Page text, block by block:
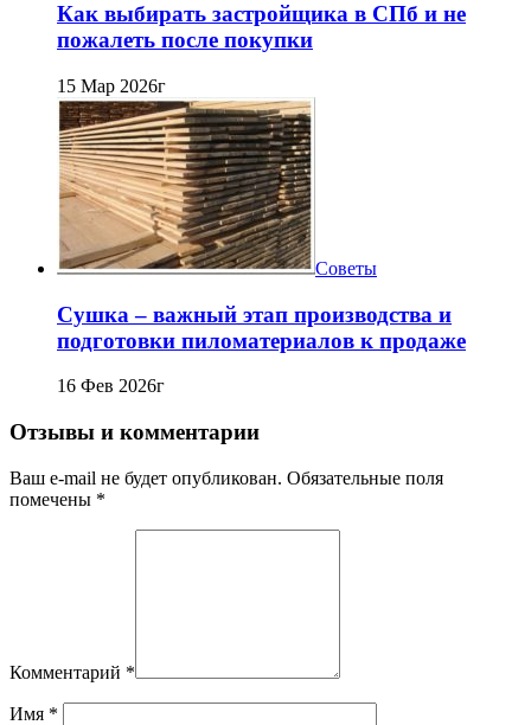
Как выбирать застройщика в СПб и не
пожалеть после покупки
15 Мар 2026г
Советы
Сушка – важный этап производства и
подготовки пиломатериалов к продаже
16 Фев 2026г
Отзывы и комментарии
Ваш e-mail не будет опубликован. Обязательные поля
помечены *
Комментарий *
Имя *